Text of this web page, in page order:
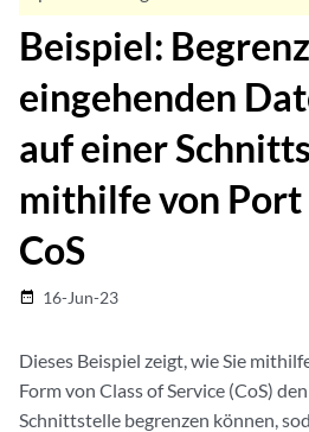
Beispiel:
eingehenden
auf einer
mithilfe von Port
CoS
date_range 16-Jun-23
Dieses Beispiel zeigt, wie Sie
Form von Class of Service (CoS)
Schnittstelle begrenzen können,